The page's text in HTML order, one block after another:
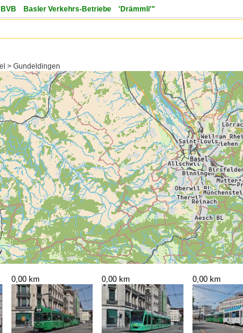
BVB Basler Verkehrs-Betriebe 'Drämmli'"
> Gundeldingen
0,00 km 0,00 km 0,00 km